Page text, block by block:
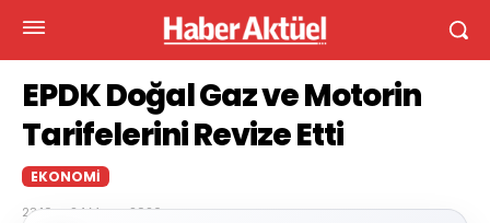
EPDK Doğal Gaz ve Motorin
Tarifelerini Revize Etti
EKONOMI
23:10 — 24 Mayıs 2026